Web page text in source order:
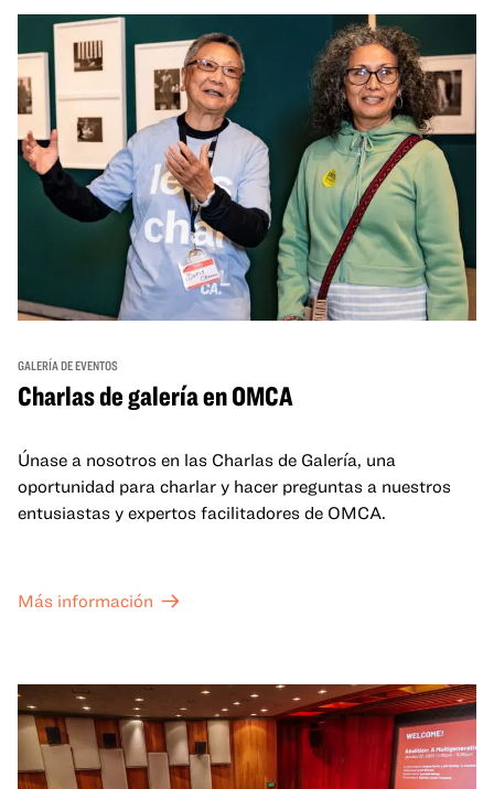
GALERÍA DE EVENTOS
Charlas de galería en OMCA
Únase a nosotros en las Charlas de Galería, una
oportunidad para charlar y hacer preguntas a nuestros
entusiastas y expertos facilitadores de OMCA.
Más información